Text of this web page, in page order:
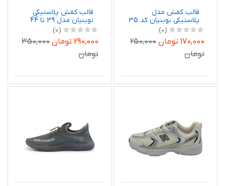
قالب کفش مدل
پلاستیکی نوبنیان کد 35
- 37
(0)
170,000 تومان
250,000
تومان
قالب کفش پلاستیکی
نوبنیان مدل 39 تا 44
مجموعه 2 عددی
(0)
290,000 تومان
350,000
تومان